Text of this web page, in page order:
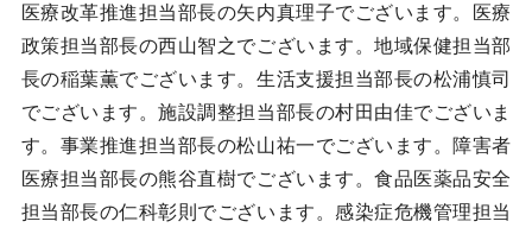
医療改革推進担当部長の矢内真理子でございます。医療
政策担当部長の西山智之でございます。地域保健担当部
長の稲葉薫でございます。生活支援担当部長の松浦慎司
でございます。施設調整担当部長の村田由佳でございま
す。事業推進担当部長の松山祐一でございます。障害者
医療担当部長の熊谷直樹でございます。食品医薬品安全
担当部長の仁科彰則でございます。感染症危機管理担当